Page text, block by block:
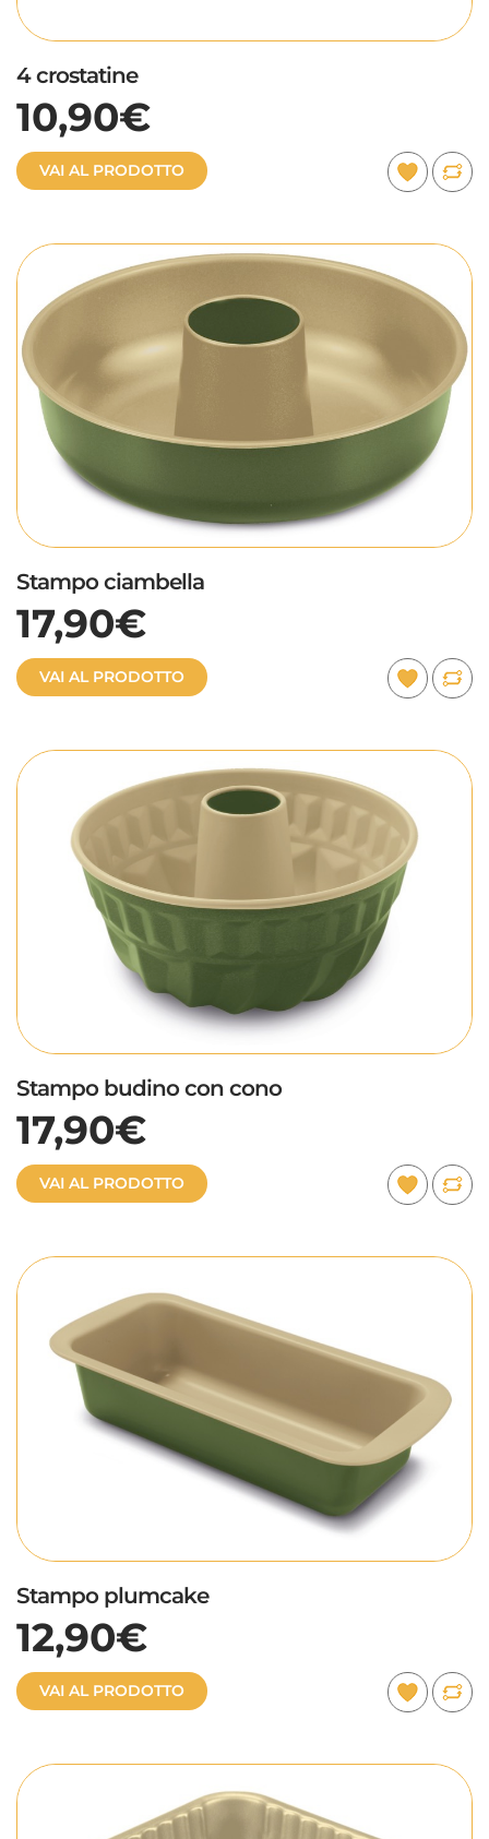
4 crostatine
10,90€
VAI AL PRODOTTO
Stampo ciambella
17,90€
VAI AL PRODOTTO
Stampo budino con cono
17,90€
VAI AL PRODOTTO
Stampo plumcake
12,90€
VAI AL PRODOTTO